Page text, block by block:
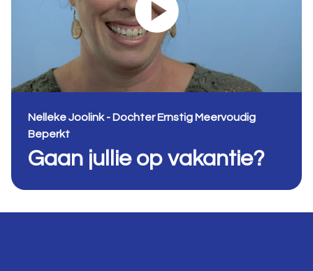
Nelleke Joolink - Dochter Ernstig Meervoudig
Beperkt
Gaan jullie op vakantie?